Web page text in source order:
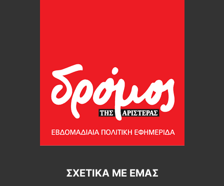
ΣΧΕΤΙΚΆ ΜΕ ΕΜΆΣ